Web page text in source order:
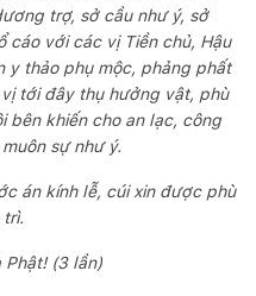
trợ, sở cầu như ý, sở
cáo với các vị Tiền chủ, Hậu
y thảo phụ mộc, phảng phất
tới đây thụ hưởng vật, phù
bên khiến cho an lạc, công
sự như ý.
án kính lễ, cúi xin được phù
trì.
Phật! (3 lần)